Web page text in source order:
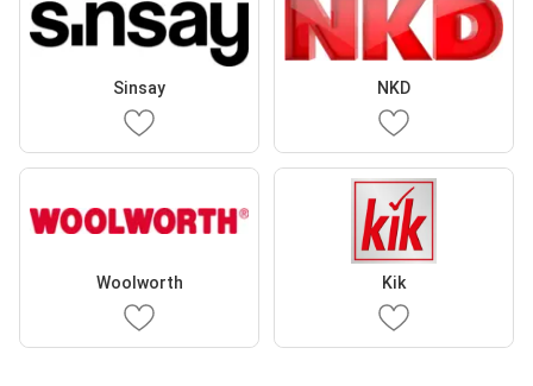
Sinsay NKD
Woolworth Kik